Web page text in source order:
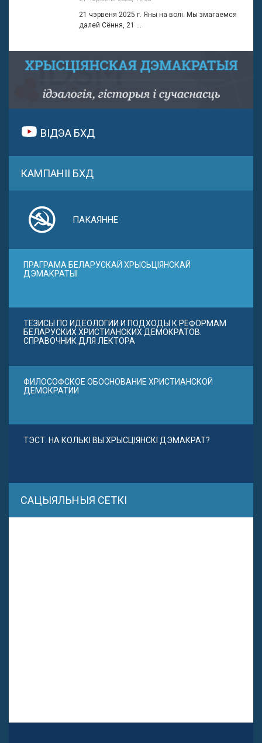
21 чэрвеня 2025 г. Яны на волі. Мы змагаемся
далей Сёння, 21 ...
ВІДЭА БХД
КАМПАНІІ БХД
ПАКАЯННЕ
ПРАГРАМА БЕЛАРУСКАЙ ХРЫСЬЦІЯНСКАЙ
ДЭМАКРАТЫІ
ТЕЗИСЫ ПО ИДЕОЛОГИИ И ПОДХОДЫ К РЕФОРМАМ
БЕЛАРУСКИХ ХРИСТИАНСКИХ ДЕМОКРАТОВ.
СПРАВОЧНИК ДЛЯ ЛЕКТОРА
ФИЛОСОФСКОЕ ОБОСНОВАНИЕ ХРИСТИАНСКОЙ
ДЕМОКРАТИИ
ТЭСТ. НА КОЛЬКІ ВЫ ХРЫСЦІЯНСКІ ДЭМАКРАТ?
САЦЫЯЛЬНЫЯ СЕТКІ